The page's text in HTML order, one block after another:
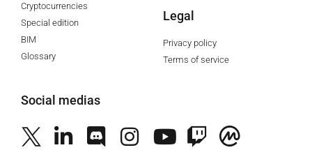
Cryptocurrencies
Special edition
BIM
Glossary
Legal
Privacy policy
Terms of service
Social medias